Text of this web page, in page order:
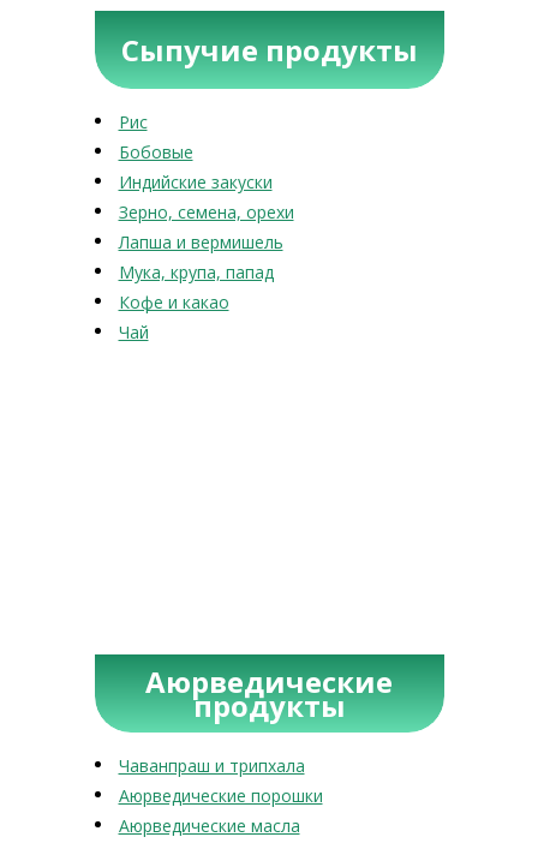
Сыпучие продукты
Рис
Бобовые
Индийские закуски
Зерно, семена, орехи
Лапша и вермишель
Мука, крупа, папад
Кофе и какао
Чай
Аюрведические
продукты
Чаванпраш и трипхала
Аюрведические порошки
Аюрведические масла